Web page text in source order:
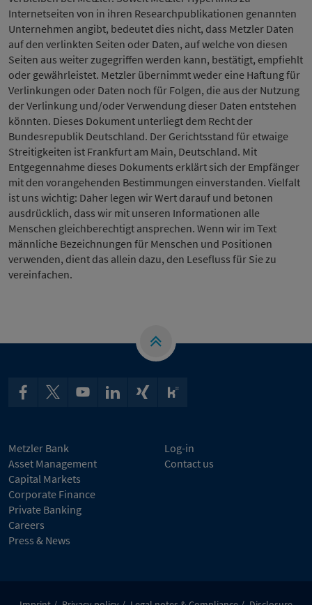
Internetseiten von in ihren Researchpublikationen genannten
Unternehmen angibt, bedeutet dies nicht, dass Metzler Daten
auf den verlinkten Seiten oder Daten, auf welche von diesen
Seiten aus weiter zugegriffen werden kann, bestätigt, empfiehlt
oder gewährleistet. Metzler übernimmt weder eine Haftung für
Verlinkungen oder Daten noch für Folgen, die aus der Nutzung
der Verlinkung und/oder Verwendung dieser Daten entstehen
könnten. Dieses Dokument unterliegt dem Recht der
Bundesrepublik Deutschland. Der Gerichtsstand für etwaige
Streitigkeiten ist Frankfurt am Main, Deutschland. Mit
Entgegennahme dieses Dokuments erklärt sich der Empfänger
mit den vorangehenden Bestimmungen einverstanden. Vielfalt
ist uns wichtig: Daher legen wir Wert darauf und betonen
ausdrücklich, dass wir mit unseren Informationen alle
Menschen gleichberechtigt ansprechen. Wenn wir im Text
männliche Bezeichnungen für Menschen und Positionen
verwenden, dient das allein dazu, den Lesefluss für Sie zu
vereinfachen.
Metzler Bank
Asset Management
Capital Markets
Corporate Finance
Private Banking
Careers
Press & News
Log-in
Contact us